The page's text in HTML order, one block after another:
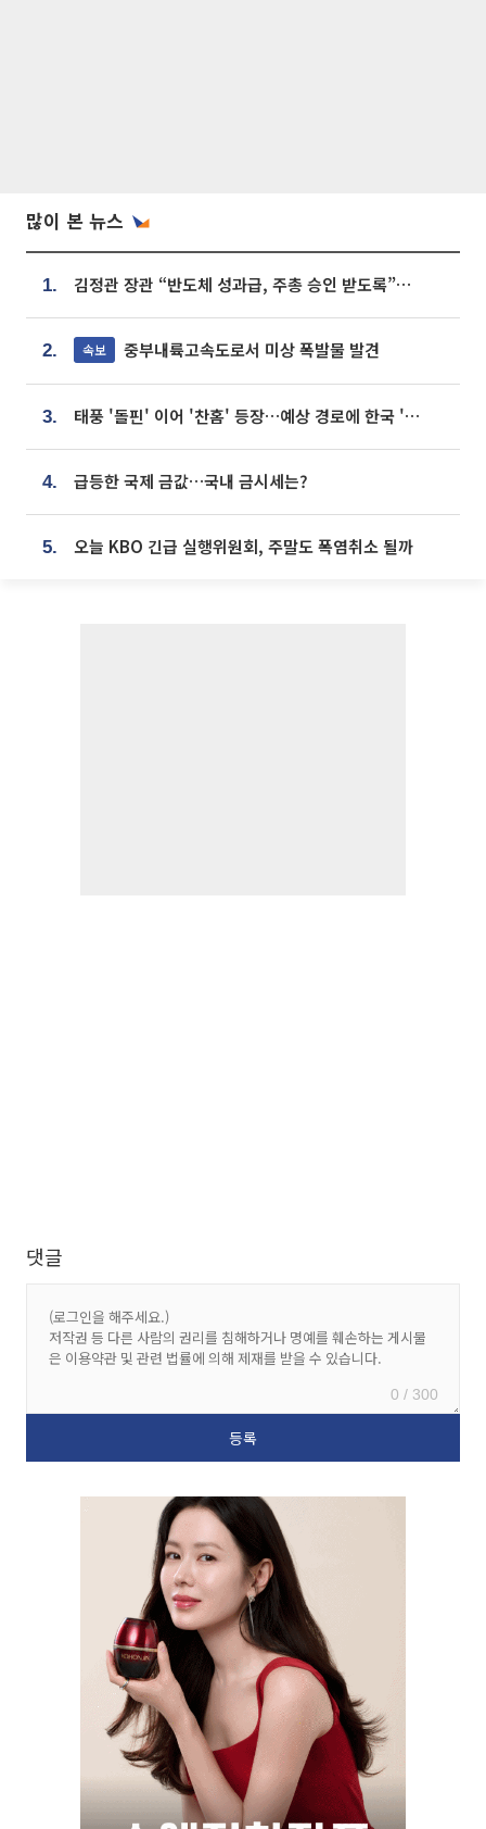
많이 본 뉴스
1. 김정관 장관 “반도체 성과급, 주총 승인 받도록”…상법·자본시장법 개정 시사
2. 속보 중부내륙고속도로서 미상 폭발물 발견
3. 태풍 '돌핀' 이어 '찬홈' 등장…예상 경로에 한국 '한숨'
4. 급등한 국제 금값…국내 금시세는?
5. 오늘 KBO 긴급 실행위원회, 주말도 폭염취소 될까
댓글
0 / 300